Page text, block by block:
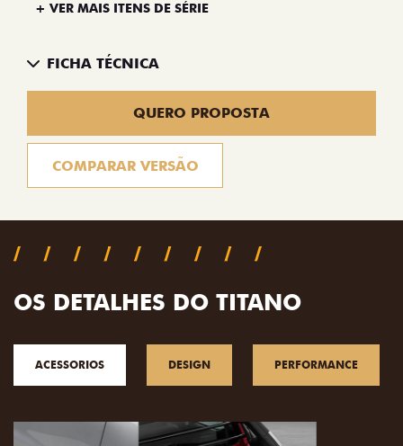
+ VER MAIS ITENS DE SÉRIE
FICHA TÉCNICA
QUERO PROPOSTA
COMPARAR VERSÃO
OS DETALHES DO TITANO
ACESSORIOS DESIGN PERFORMANCE